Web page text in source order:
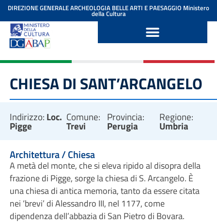
contenuto
DIREZIONE GENERALE ARCHEOLOGIA BELLE ARTI E PAESAGGIO Ministero
della Cultura
CHIESA DI SANT’ARCANGELO
Indirizzo: Loc.
Pigge
Comune:
Trevi
Provincia:
Perugia
Regione:
Umbria
Architettura / Chiesa
A metà del monte, che si eleva ripido al disopra della
frazione di Pigge, sorge la chiesa di S. Arcangelo. È
una chiesa di antica memoria, tanto da essere citata
nei ‘brevi’ di Alessandro III, nel 1177, come
dipendenza dell’abbazia di San Pietro di Bovara.